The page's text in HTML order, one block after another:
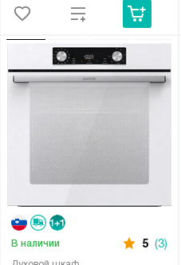
В наличии 5 (3)